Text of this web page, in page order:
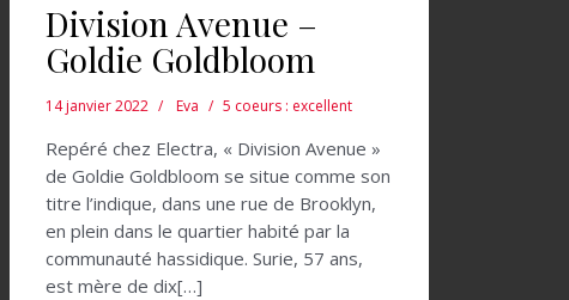
Division Avenue –
Goldie Goldbloom
14 janvier 2022 Eva 5 coeurs : excellent
Repéré chez Electra, « Division Avenue »
de Goldie Goldbloom se situe comme son
titre l’indique, dans une rue de Brooklyn,
en plein dans le quartier habité par la
communauté hassidique. Surie, 57 ans,
est mère de dix[…]